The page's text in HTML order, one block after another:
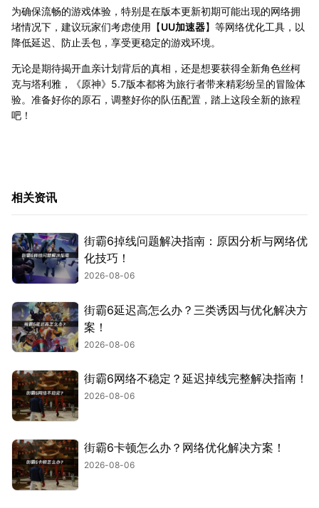
为确保流畅的游戏体验，特别是在版本更新初期可能出现的网络拥
堵情况下，建议玩家们考虑使用【UU加速器】等网络优化工具，以
降低延迟、防止丢包，享受更稳定的游戏环境。
无论是期待揭开血亲计划背后的真相，还是想要获得全新角色丝柯
克与塔利雅，《原神》5.7版本都将为旅行者带来精彩纷呈的冒险体
验。准备好你的原石，调整好你的队伍配置，踏上这段全新的旅程
吧！
相关资讯
街霸6掉线问题解决指南：原因分析与网络优
化技巧！
2026-08-06
街霸6延迟高怎么办？三类诱因与优化解决方
案！
2026-08-06
街霸6网络不稳定？延迟掉线完整解决指南！
2026-08-06
街霸6卡顿怎么办？网络优化解决方案！
2026-08-06